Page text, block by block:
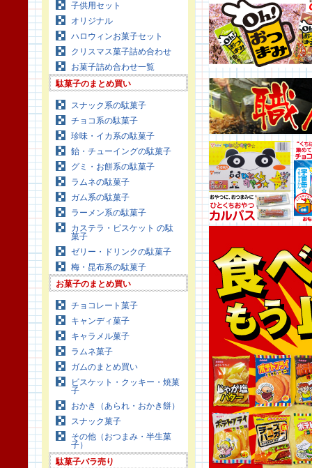
子供用セット
オリジナル
ハロウィンお菓子セット
クリスマス菓子詰め合わせ
お菓子詰め合わせ一覧
駄菓子のまとめ買い
スナック系の駄菓子
チョコ系の駄菓子
珍味・イカ系の駄菓子
飴・チューイングの駄菓子
グミ・お餅系の駄菓子
ラムネの駄菓子
ガム系の駄菓子
ラーメン系の駄菓子
カステラ・ビスケット の駄
菓子
ゼリー・ドリンクの駄菓子
梅・昆布系の駄菓子
お菓子のまとめ買い
チョコレート菓子
キャンディ菓子
キャラメル菓子
ラムネ菓子
ガムのまとめ買い
ビスケット・クッキー・焼菓
子
おかき（あられ・おかき餅）
スナック菓子
その他（おつまみ・半生菓
子）
駄菓子バラ売り